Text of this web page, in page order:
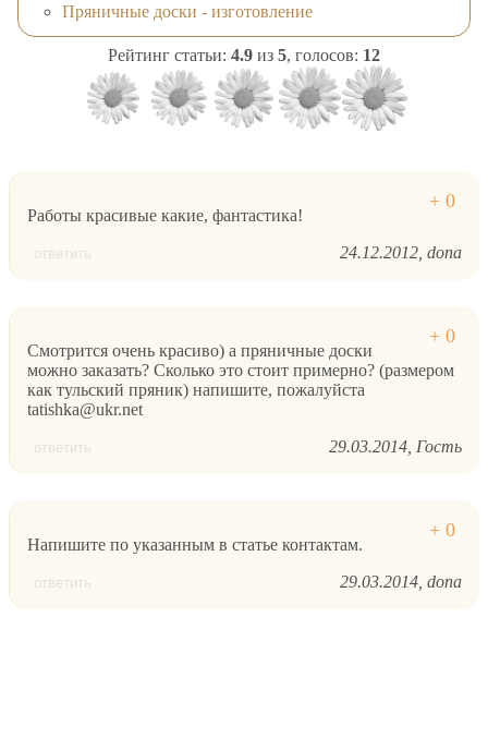
Пряничные доски - изготовление
Рейтинг статьи: 4.9 из 5, голосов: 12
Работы красивые какие, фантастика!
ответить 24.12.2012 dona
Смотрится очень красиво) а пряничные доски
можно заказать? Сколько это стоит примерно? (размером
как тульский пряник) напишите, пожалуйста
tatishka@ukr.net
ответить 29.03.2014 Гость
Напишите по указанным в статье контактам.
ответить 29.03.2014 dona